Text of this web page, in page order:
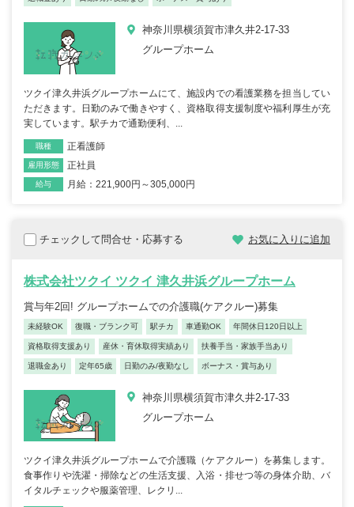
神奈川県横須賀市津久井2-17-33
グループホーム
ツクイ津久井浜グループホームにて、施設内での看護業務を担当してい
ただきます。日勤のみで働きやすく、資格取得支援制度や福利厚生が充
実しています。駅チカで通勤便利、...
職種 正看護師
雇用形態 正社員
給与 月給：221,900円～305,000円
チェックして問合せ・応募する お気に入りに追加
株式会社ツクイ ツクイ 津久井浜グループホーム
賞与年2回! グループホームでの介護職(ケアクルー)募集
未経験OK 復職・ブランク可 駅チカ 車通勤OK 年間休日120日以上
資格取得支援あり 産休・育休取得実績あり 扶養手当・家族手当あり
退職金あり 定年65歳 日勤のみ/夜勤なし ボーナス・賞与あり
神奈川県横須賀市津久井2-17-33
グループホーム
ツクイ津久井浜グループホームで介護職（ケアクルー）を募集します。
食事作りや洗濯・掃除などの生活支援、入浴・排せつ等の身体介助、バ
イタルチェックや服薬管理、レクリ...